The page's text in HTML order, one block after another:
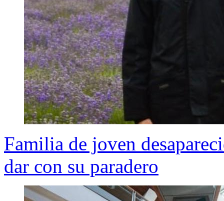
Familia de joven
dar con su paradero